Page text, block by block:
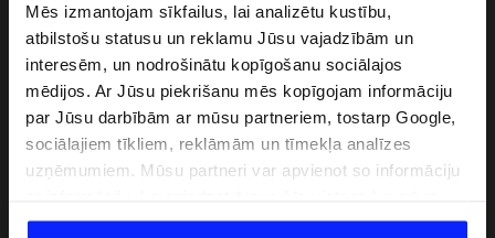
Mēs izmantojam sīkfailus, lai analizētu kustību,
atbilstošu statusu un reklamu Jūsu vajadzībām un
interesēm, un nodrošinātu kopīgošanu sociālajos
mēdijos. Ar Jūsu piekrišanu mēs kopīgojam informāciju
par Jūsu darbībām ar mūsu partneriem, tostarp Google,
sociālajiem tīkliem, reklāmām un tīmekļa analīzes
uzņēmumiem. Mūsu partneri var apvienot so informāciju
datiem, ko viņi iegūst, izmantojot viņu pakalpojumus. Ar